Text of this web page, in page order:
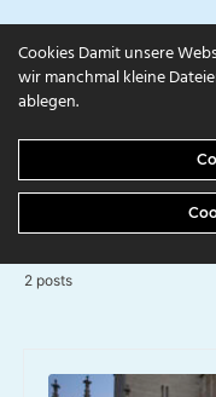
2 posts
Cookies Damit unsere
wir manchmal kleine
ablegen.